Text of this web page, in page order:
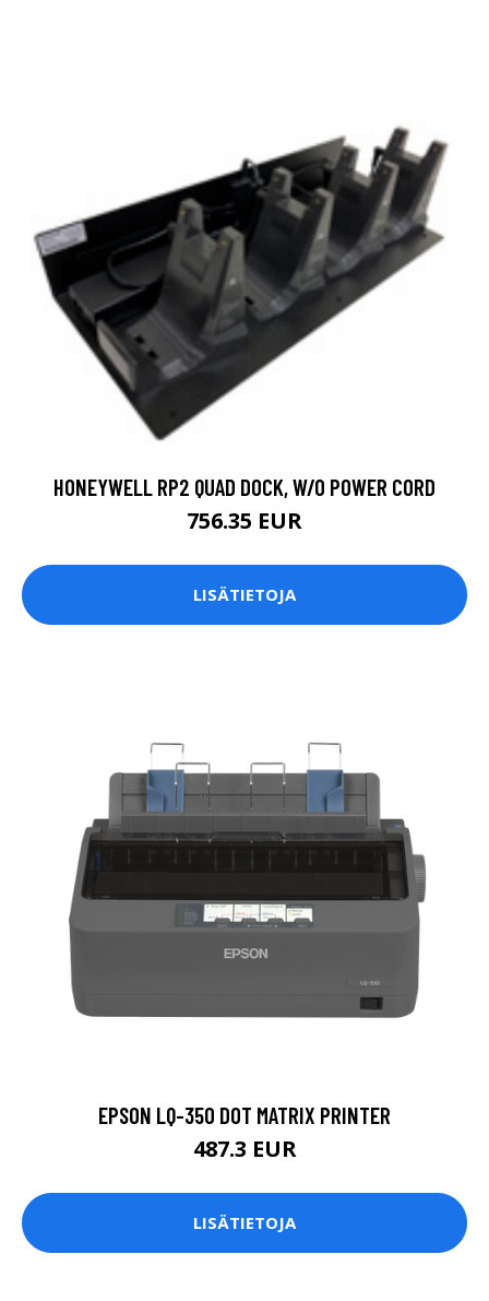
HONEYWELL RP2 QUAD DOCK, W/O POWER CORD
756.35 EUR
LISÄTIETOJA
EPSON LQ-350 DOT MATRIX PRINTER
487.3 EUR
LISÄTIETOJA